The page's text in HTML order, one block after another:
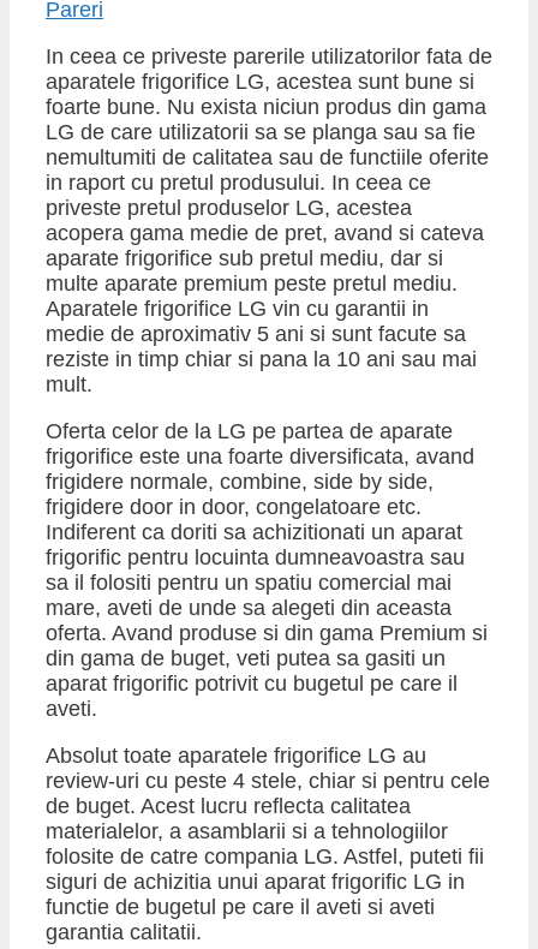
In ceea ce priveste parerile utilizatorilor fata de
aparatele frigorifice LG, acestea sunt bune si
foarte bune. Nu exista niciun produs din gama
LG de care utilizatorii sa se planga sau sa fie
nemultumiti de calitatea sau de functiile oferite
in raport cu pretul produsului. In ceea ce
priveste pretul produselor LG, acestea
acopera gama medie de pret, avand si cateva
aparate frigorifice sub pretul mediu, dar si
multe aparate premium peste pretul mediu.
Aparatele frigorifice LG vin cu garantii in
medie de aproximativ 5 ani si sunt facute sa
reziste in timp chiar si pana la 10 ani sau mai
mult.
Oferta celor de la LG pe partea de aparate
frigorifice este una foarte diversificata, avand
frigidere normale, combine, side by side,
frigidere door in door, congelatoare etc.
Indiferent ca doriti sa achizitionati un aparat
frigorific pentru locuinta dumneavoastra sau
sa il folositi pentru un spatiu comercial mai
mare, aveti de unde sa alegeti din aceasta
oferta. Avand produse si din gama Premium si
din gama de buget, veti putea sa gasiti un
aparat frigorific potrivit cu bugetul pe care il
aveti.
Absolut toate aparatele frigorifice LG au
review-uri cu peste 4 stele, chiar si pentru cele
de buget. Acest lucru reflecta calitatea
materialelor, a asamblarii si a tehnologiilor
folosite de catre compania LG. Astfel, puteti fii
siguri de achizitia unui aparat frigorific LG in
functie de bugetul pe care il aveti si aveti
garantia calitatii.